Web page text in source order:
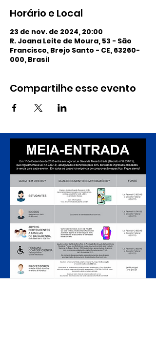
Horário e Local
23 de nov. de 2024, 20:00
R. Joana Leite de Moura, 53 - São
Francisco, Brejo Santo - CE, 63260-
000, Brasil
Compartilhe esse evento